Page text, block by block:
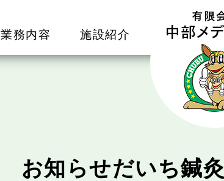
業務内容 施設紹介
お知らせだいち鍼